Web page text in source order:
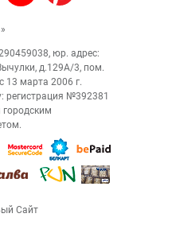
юр. адрес:
д.129А/3, пом.
13 марта 2006 г.
регистрация №392381
городским
Сайт